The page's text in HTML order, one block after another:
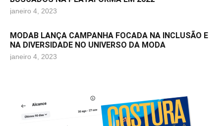
janeiro 4, 2023
MODAB LANÇA CAMPANHA FOCADA NA INCLUSÃO E
NA DIVERSIDADE NO UNIVERSO DA MODA
janeiro 4, 2023